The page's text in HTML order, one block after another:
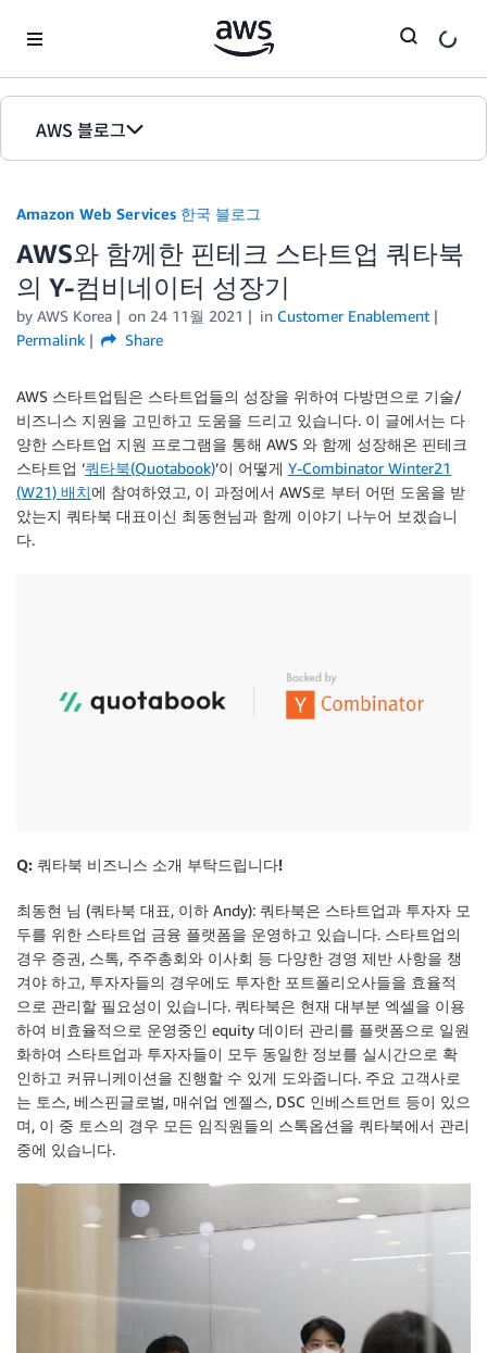
AWS 블로그
홈
에디션
Amazon Web Services 한국 블로그
AWS와 함께한 핀테크 스타트업 쿼타북
의 Y-컴비네이터 성장기
by AWS Korea on 24 11월 2021 in Customer Enablement
Permalink
Share
AWS 스타트업팀은 스타트업들의 성장을 위하여 다방면으로 기술/
비즈니스 지원을 고민하고 도움을 드리고 있습니다. 이 글에서는 다
양한 스타트업 지원 프로그램을 통해 AWS 와 함께 성장해온 핀테크
스타트업 ‘쿼타북(Quotabook)’이 어떻게 Y-Combinator Winter21
(W21) 배치에 참여하였고, 이 과정에서 AWS로 부터 어떤 도움을 받
았는지 쿼타북 대표이신 최동현님과 함께 이야기 나누어 보겠습니
다.
Q: 쿼타북 비즈니스 소개 부탁드립니다!
최동현 님 (쿼타북 대표, 이하 Andy): 쿼타북은 스타트업과 투자자 모
두를 위한 스타트업 금융 플랫폼을 운영하고 있습니다. 스타트업의
경우 증권, 스톡, 주주총회와 이사회 등 다양한 경영 제반 사항을 챙
겨야 하고, 투자자들의 경우에도 투자한 포트폴리오사들을 효율적
으로 관리할 필요성이 있습니다. 쿼타북은 현재 대부분 엑셀을 이용
하여 비효율적으로 운영중인 equity 데이터 관리를 플랫폼으로 일원
화하여 스타트업과 투자자들이 모두 동일한 정보를 실시간으로 확
인하고 커뮤니케이션을 진행할 수 있게 도와줍니다. 주요 고객사로
는 토스, 베스핀글로벌, 매쉬업 엔젤스, DSC 인베스트먼트 등이 있으
며, 이 중 토스의 경우 모든 임직원들의 스톡옵션을 쿼타북에서 관리
중에 있습니다.